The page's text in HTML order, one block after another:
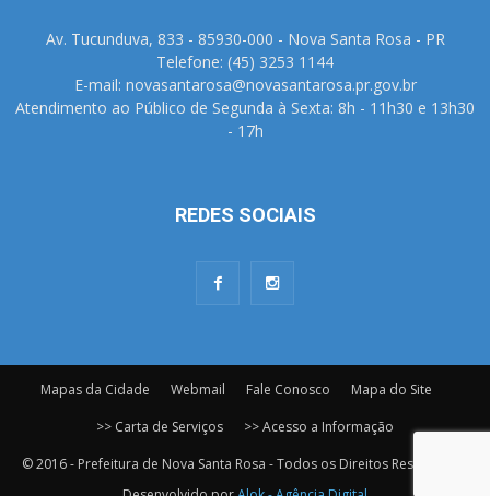
Av. Tucunduva, 833 - 85930-000 - Nova Santa Rosa - PR
Telefone: (45) 3253 1144
E-mail: novasantarosa@novasantarosa.pr.gov.br
Atendimento ao Público de Segunda à Sexta: 8h - 11h30 e 13h30
- 17h
REDES SOCIAIS
Mapas da Cidade Webmail Fale Conosco
Mapa do Site
>> Carta de Serviços
>> Acesso a Informação
© 2016 - Prefeitura de Nova Santa Rosa - Todos os Direitos Reservados.